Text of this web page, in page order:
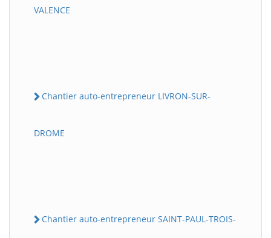
VALENCE
Chantier auto-entrepreneur LIVRON-SUR-
DROME
Chantier auto-entrepreneur SAINT-PAUL-TROIS-